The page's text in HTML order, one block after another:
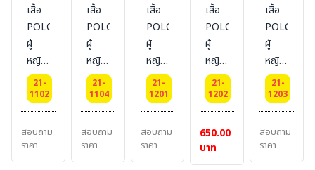
เสื้อ
POLO-
ผู้
หญิง
แบบ
มี
กระเป๋า
หน้าอก
ซ้าย
ผ้า
21-
1102
สอบถาม
ราคา
เสื้อ
POLO-
ผู้
หญิง
แบบ
มี
กระเป๋า
หน้าอก
ซ้าย
ผ้า
21-
1104
สอบถาม
ราคา
เสื้อ
POLO-
ผู้
หญิง
แบบ
ไม่มี
กระเป๋า
หน้าอก
ผ้า
TK
21-
1201
สอบถาม
ราคา
เสื้อ
POLO-
ผู้
หญิง
แบบ
ไม่มี
กระเป๋า
หน้าอก
ผ้า
TC
21-
1202
650.00
บาท
เสื้อ
POLO-
ผู้
หญิง
แบบ
ไม่มี
กระเป๋า
หน้าอก
ผ้า
CVC
21-
1203
สอบถาม
ราคา